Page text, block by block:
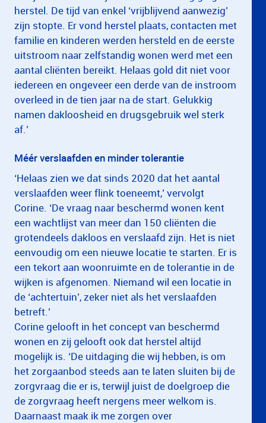
herstel. De tijd van enkel ‘vrijblijvend aanwezig’
zijn stopte. Er vond herstel plaats, contacten met
familie en kinderen werden hersteld en de eerste
uitstroom naar zelfstandig wonen werd met een
aantal cliënten bereikt. Helaas gold dit niet voor
iedereen en ongeveer een derde van de instroom
overleed in de tien jaar na de start. Gelukkig
namen dakloosheid en drugsgebruik wel sterk
af.’
Méér verslaafden en minder tolerantie
‘Helaas zien we dat sinds 2020 dat het aantal
verslaafden weer flink toeneemt,’ vervolgt
Corine. ‘De vraag naar beschermd wonen kent
een wachtlijst van meer dan 150 cliënten die
grotendeels dakloos en verslaafd zijn. Het is niet
eenvoudig om een nieuwe locatie te starten. Er is
een tekort aan woonruimte en de tolerantie in de
wijken is afgenomen. Niemand wil een locatie in
de ‘achtertuin’, zeker niet als het verslaafden
betreft.’
Corine gelooft in het concept van beschermd
wonen en zij gelooft ook dat herstel altijd
mogelijk is. ‘De uitdaging die wij hebben, is om
het zorgaanbod steeds aan te laten sluiten bij de
zorgvraag die er is, terwijl juist de doelgroep die
de zorgvraag heeft nergens meer welkom is.
Daarnaast maak ik me zorgen over